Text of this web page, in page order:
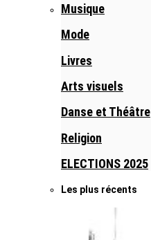
Musique
Mode
Livres
Arts visuels
Danse et Théâtre
Religion
ELECTIONS 2025
Les plus récents